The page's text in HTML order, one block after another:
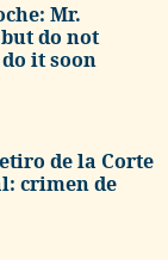
Mr.
do not
it soon
de la Corte
crimen de